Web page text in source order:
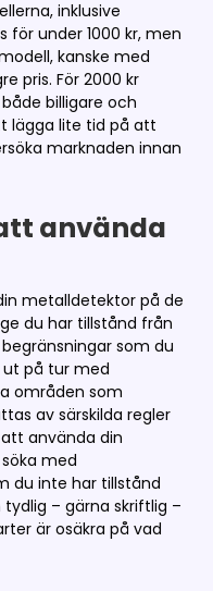
inklusive
under 1000 kr, men
kanske med
pris. För 2000 kr
billigare och
lägga lite tid på att
marknaden innan
använda
metalldetektor på de
du har tillstånd från
som du
ut på tur med
områden som
av särskilda regler
använda din
med
du inte har tillstånd
– gärna skriftlig –
är osäkra på vad